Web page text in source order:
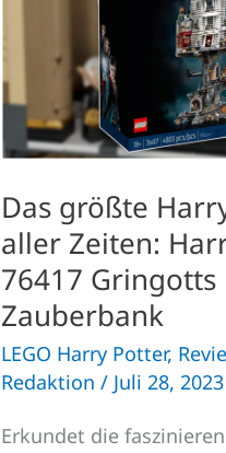
Das größte
aller Zeiten:
76417 Gringotts
Zauberbank
LEGO Harry Potter,
Redaktion / Juli 28, 2023
Erkundet die
Zeiten:
Harry
Potter
76417
Gringotts
Zauberbank